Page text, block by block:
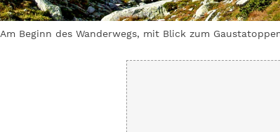
Am Beginn des Wanderwegs, mit Blick zum